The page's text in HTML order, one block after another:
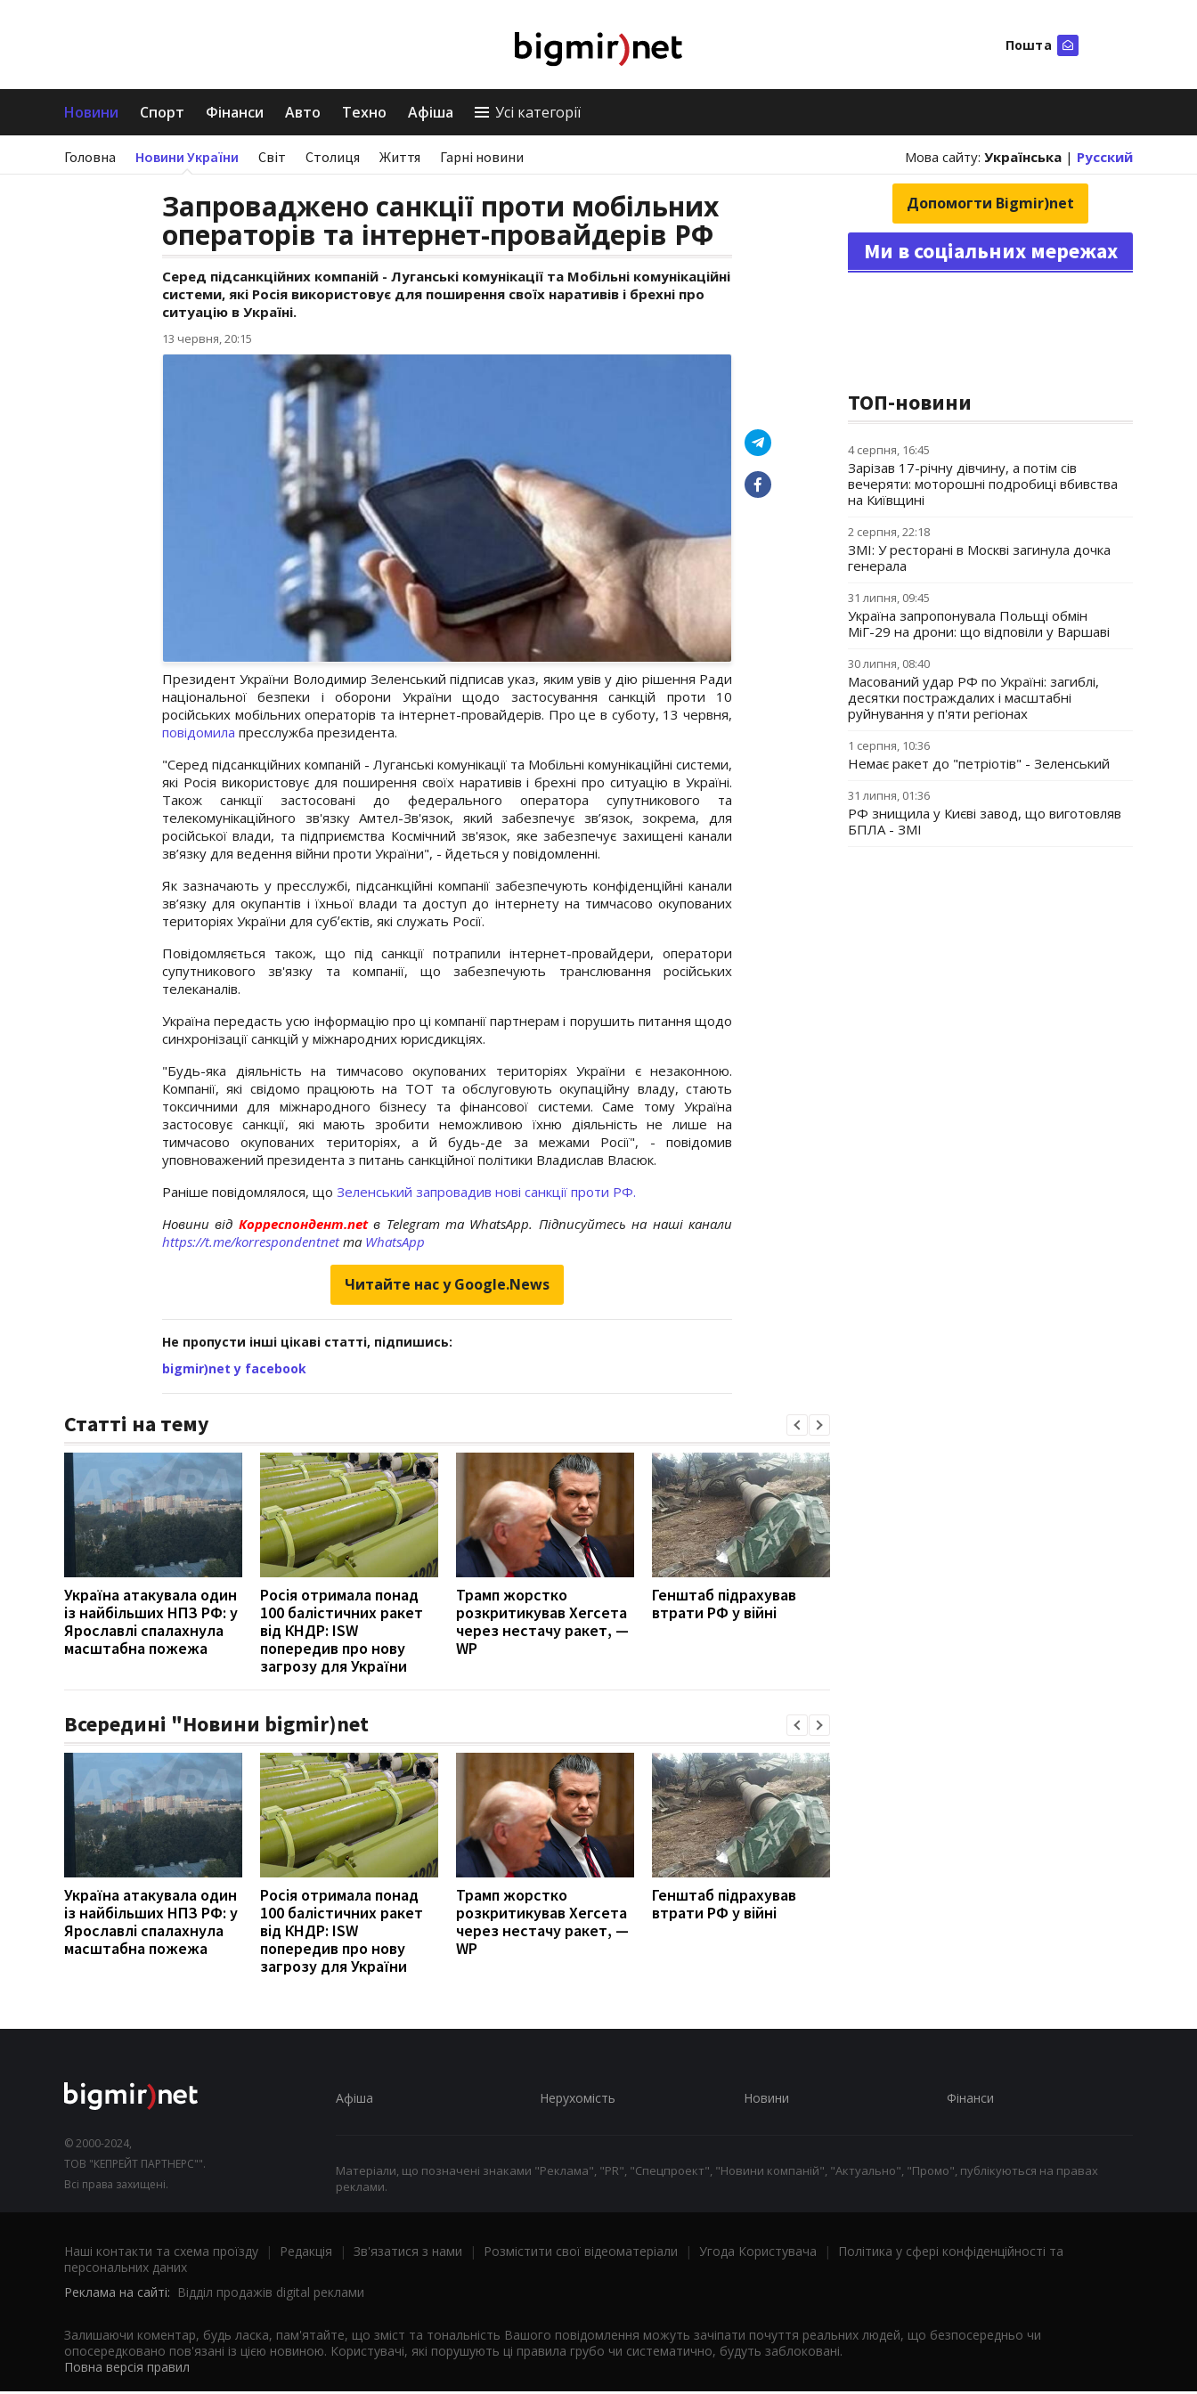
Пошта
Новини Спорт Фінанси Авто Техно Афіша Усі категорії
Головна Новини України Світ Столиця Життя Гарні новини Мова сайту: Українська | Русский
Запроваджено санкції проти мобільних
операторів та інтернет-провайдерів РФ
Серед підсанкційних компаній - Луганські комунікації та Мобільні комунікаційні
системи, які Росія використовує для поширення своїх наративів і брехні про
ситуацію в Україні.
13 червня, 20:15
Президент України Володимир Зеленський підписав указ, яким увів у дію рішення Ради
національної безпеки і оборони України щодо застосування санкцій проти 10
російських мобільних операторів та інтернет-провайдерів. Про це в суботу, 13 червня,
повідомила пресслужба президента.
"Серед підсанкційних компаній - Луганські комунікації та Мобільні комунікаційні системи,
які Росія використовує для поширення своїх наративів і брехні про ситуацію в Україні.
Також санкції застосовані до федерального оператора супутникового та
телекомунікаційного зв'язку Амтел-Зв'язок, який забезпечує зв’язок, зокрема, для
російської влади, та підприємства Космічний зв'язок, яке забезпечує захищені канали
зв’язку для ведення війни проти України", - йдеться у повідомленні.
Як зазначають у пресслужбі, підсанкційні компанії забезпечують конфіденційні канали
зв’язку для окупантів і їхньої влади та доступ до інтернету на тимчасово окупованих
територіях України для субʼєктів, які служать Росії.
Повідомляється також, що під санкції потрапили інтернет-провайдери, оператори
супутникового зв'язку та компанії, що забезпечують транслювання російських
телеканалів.
Україна передасть усю інформацію про ці компанії партнерам і порушить питання щодо
синхронізації санкцій у міжнародних юрисдикціях.
"Будь-яка діяльність на тимчасово окупованих територіях України є незаконною.
Компанії, які свідомо працюють на ТОТ та обслуговують окупаційну владу, стають
токсичними для міжнародного бізнесу та фінансової системи. Саме тому Україна
застосовує санкції, які мають зробити неможливою їхню діяльність не лише на
тимчасово окупованих територіях, а й будь-де за межами Росії", - повідомив
уповноважений президента з питань санкційної політики Владислав Власюк.
Раніше повідомлялося, що Зеленський запровадив нові санкції проти РФ.
Новини від Корреспондент.netв Telegram та WhatsApp. Підписуйтесь на наші канали
https://t.me/korrespondentnetта WhatsApp
Читайте нас у Google.News
Не пропусти інші цікаві статті, підпишись:
bigmir)net у facebook
Статті на тему
Україна атакувала один
із найбільших НПЗ РФ: у
Ярославлі спалахнула
масштабна пожежа
Росія отримала понад
100 балістичних ракет
від КНДР: ISW
попередив про нову
загрозу для України
Трамп жорстко
розкритикував Хегсета
через нестачу ракет, —
WP
Генштаб підрахував
втрати РФ у війні
Всередині "Новини bigmir)net
Україна атакувала один
із найбільших НПЗ РФ: у
Ярославлі спалахнула
масштабна пожежа
Росія отримала понад
100 балістичних ракет
від КНДР: ISW
попередив про нову
загрозу для України
Трамп жорстко
розкритикував Хегсета
через нестачу ракет, —
WP
Генштаб підрахував
втрати РФ у війні
Допомогти Bigmir)net
Ми в соціальних мережах
ТОП-новини
4 серпня, 16:45
Зарізав 17-річну дівчину, а потім сів
вечеряти: моторошні подробиці вбивства
на Київщині
2 серпня, 22:18
ЗМІ: У ресторані в Москві загинула дочка
генерала
31 липня, 09:45
Україна запропонувала Польщі обмін
МіГ-29 на дрони: що відповіли у Варшаві
30 липня, 08:40
Масований удар РФ по Україні: загиблі,
десятки постраждалих і масштабні
руйнування у п'яти регіонах
1 серпня, 10:36
Немає ракет до "петріотів" - Зеленський
31 липня, 01:36
РФ знищила у Києві завод, що виготовляв
БПЛА - ЗМІ
© 2000-2024,
ТОВ "КЕПРЕЙТ ПАРТНЕРС"".
Всі права захищені.
Афіша Нерухомість Новини Фінанси
Матеріали, що позначені знаками "Реклама", "PR", "Спецпроект", "Новини компаній", "Актуально", "Промо", публікуються на правах
реклами.
Наші контакти та схема проїзду | Редакція | Зв'язатися з нами | Розмістити свої відеоматеріали | Угода Користувача |
Політика у сфері конфіденційності та
персональних даних
Реклама на сайті: Відділ продажів digital реклами
Залишаючи коментар, будь ласка, пам'ятайте, що зміст та тональність Вашого повідомлення можуть зачіпати почуття реальних людей, що безпосередньо чи
опосередковано пов'язані із цією новиною. Користувачі, які порушують ці правила грубо чи систематично, будуть заблоковані.
Повна версія правил